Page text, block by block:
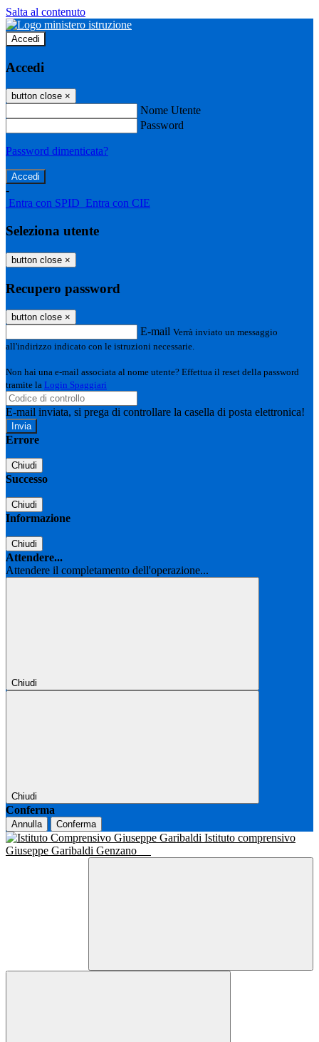
Salta al contenuto
Accedi
Accedi
button close ×
Nome Utente
Password
Password dimenticata?
-
Entra con SPID Entra con CIE
Seleziona utente
button close ×
Recupero password
button close ×
E-mail Verrà inviato un messaggio
all'indirizzo indicato con le istruzioni necessarie.
Non hai una e-mail associata al nome utente? Effettua il reset della password
tramite la Login Spaggiari
E-mail inviata, si prega di controllare la casella di posta elettronica!
Errore
Chiudi
Successo
Chiudi
Informazione
Chiudi
Attendere...
Attendere il completamento dell'operazione...
Chiudi
Chiudi
Conferma
Annulla Conferma
Istituto comprensivo
Giuseppe Garibaldi Genzano